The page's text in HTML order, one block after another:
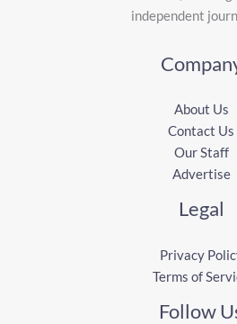
independent
About Us
Contact Us
Our Staff
Advertise
Legal
Privacy
Terms of
Follow